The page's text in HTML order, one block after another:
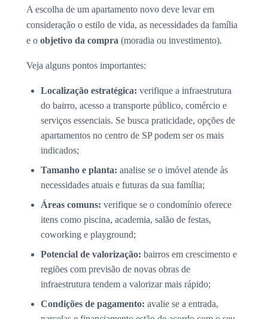
A escolha de um apartamento novo deve levar em
consideração o estilo de vida, as necessidades da família
e o objetivo da compra (moradia ou investimento).
Veja alguns pontos importantes:
Localização estratégica: verifique a infraestrutura
do bairro, acesso a transporte público, comércio e
serviços essenciais. Se busca praticidade, opções de
apartamentos no centro de SP podem ser os mais
indicados;
Tamanho e planta: analise se o imóvel atende às
necessidades atuais e futuras da sua família;
Áreas comuns: verifique se o condomínio oferece
itens como piscina, academia, salão de festas,
coworking e playground;
Potencial de valorização: bairros em crescimento e
regiões com previsão de novas obras de
infraestrutura tendem a valorizar mais rápido;
Condições de pagamento: avalie se a entrada,